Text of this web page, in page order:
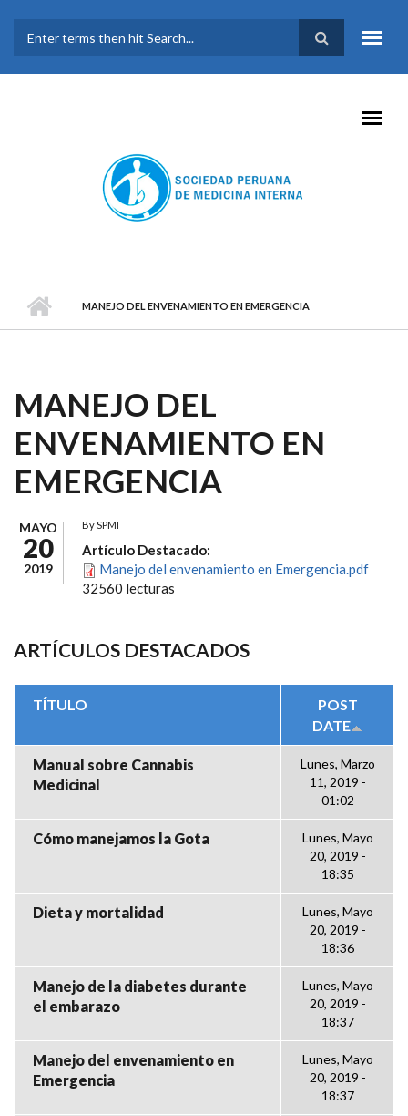
FORMULARIO DE
BÚSQUEDA
MANEJO DEL ENVENAMIENTO EN EMERGENCIA
MANEJO DEL
ENVENAMIENTO EN
EMERGENCIA
MAYO
20
2019
BySPMI
Artículo Destacado:
Manejo del envenamiento en Emergencia.pdf
32560 lecturas
ARTÍCULOS DESTACADOS
TÍTULO
POST
DATE
Manual sobre Cannabis
Medicinal
Lunes, Marzo
11, 2019 -
01:02
Cómo manejamos la Gota
Lunes, Mayo
20, 2019 -
18:35
Dieta y mortalidad
Lunes, Mayo
20, 2019 -
18:36
Manejo de la diabetes durante
el embarazo
Lunes, Mayo
20, 2019 -
18:37
Manejo del envenamiento en
Emergencia
Lunes, Mayo
20, 2019 -
18:37